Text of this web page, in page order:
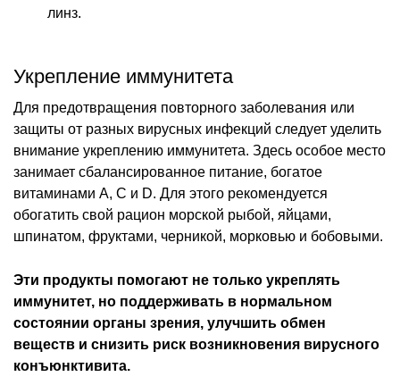
линз.
Укрепление иммунитета
Для предотвращения повторного заболевания или
защиты от разных вирусных инфекций следует уделить
внимание укреплению иммунитета. Здесь особое место
занимает сбалансированное питание, богатое
витаминами А, С и D. Для этого рекомендуется
обогатить свой рацион морской рыбой, яйцами,
шпинатом, фруктами, черникой, морковью и бобовыми.
Эти продукты помогают не только укреплять
иммунитет, но поддерживать в нормальном
состоянии органы зрения, улучшить обмен
веществ и снизить риск возникновения вирусного
конъюнктивита.